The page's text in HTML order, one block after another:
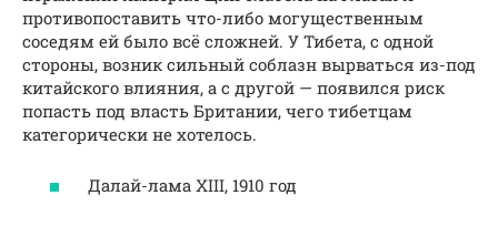
противопоставить что-либо могущественным
соседям ей было всё сложней. У Тибета, с одной
стороны, возник сильный соблазн вырваться из-под
китайского влияния, а с другой — появился риск
попасть под власть Британии, чего тибетцам
категорически не хотелось.
Далай-лама XIII, 1910 год